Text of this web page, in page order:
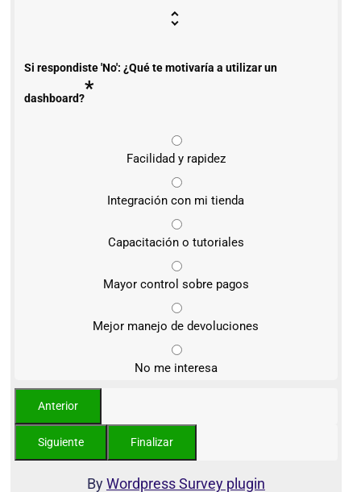
Si respondiste 'No': ¿Qué te motivaría a utilizar un
dashboard?*
Facilidad y rapidez
Integración con mi tienda
Capacitación o tutoriales
Mayor control sobre pagos
Mejor manejo de devoluciones
No me interesa
ByWordpress Survey plugin